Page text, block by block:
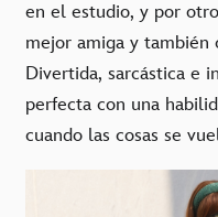
en el estudio, y por otro
mejor amiga y también
Divertida, sarcástica e
perfecta con una
cuando las cosas se